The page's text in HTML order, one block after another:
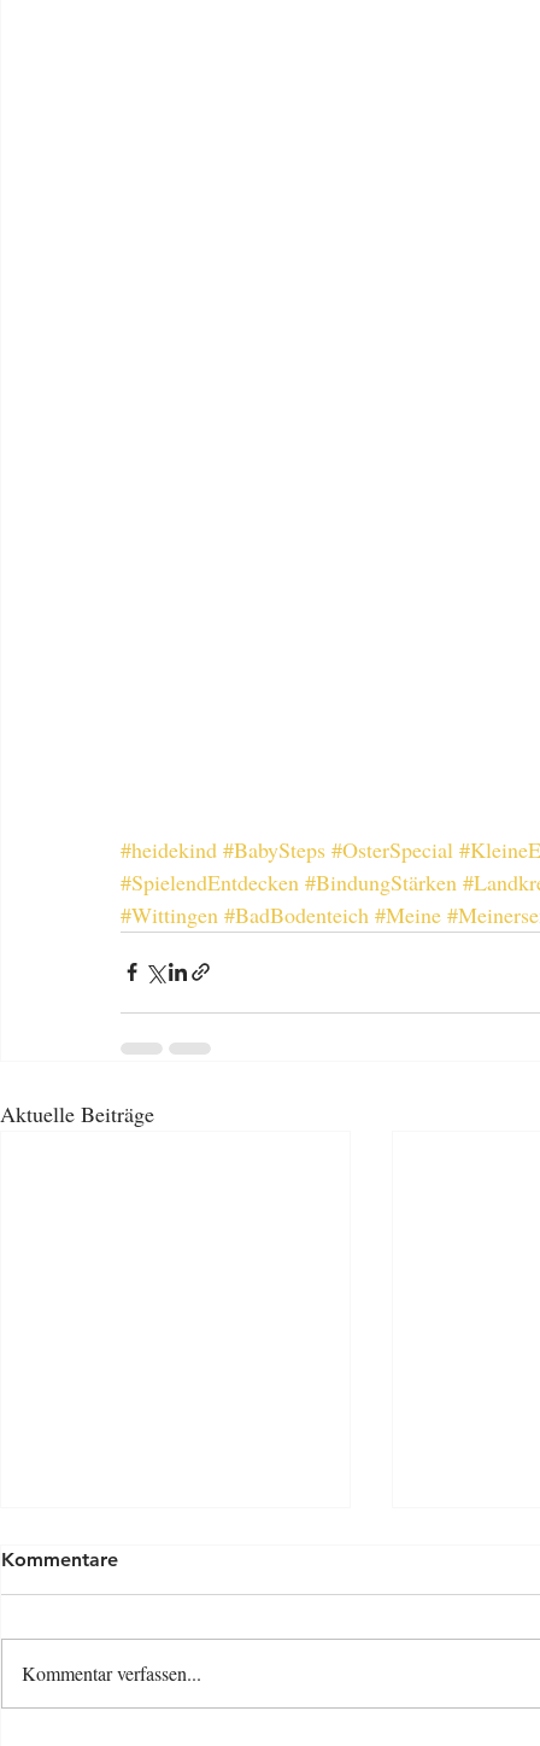
#heidekind #BabySteps #OsterSpecial
#SpielendEntdecken #BindungStärken
#Wittingen #BadBodenteich #Meine
Aktuelle Beiträge
Kommentare
Kommentar verfassen...